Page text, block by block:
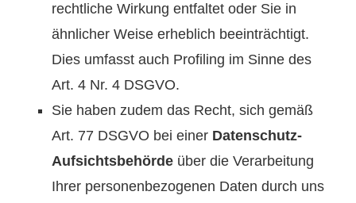
rechtliche Wirkung entfaltet oder Sie in
ähnlicher Weise erheblich beeinträchtigt.
Dies umfasst auch Profiling im Sinne des
Art. 4 Nr. 4 DSGVO.
Sie haben zudem das Recht, sich gemäß
Art. 77 DSGVO bei einer Datenschutz-
Aufsichtsbehörde über die Verarbeitung
Ihrer personenbezogenen Daten durch uns